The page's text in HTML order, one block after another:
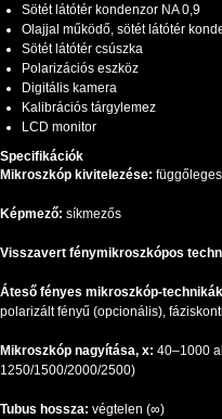
Sötét látótér kondenzor NA 0,9
Olajjal működő, sötét látótér
Sötét látótér csúszka
Polarizációs eszköz
Digitális kamera
Kalibrációs tárgylemez
LCD monitor
Specifikációk
Mikroszkóp kivitelezése: függőleges
Képmező: síkmezős
Visszavert fénymikroszkópos
Áteső fényes mikroszkóp-
polarizált fényű (opcionális),
Mikroszkóp nagyítása, x: 40–1000
1250/1500/2000/2500)
Tubus hossza: végtelen (∞)